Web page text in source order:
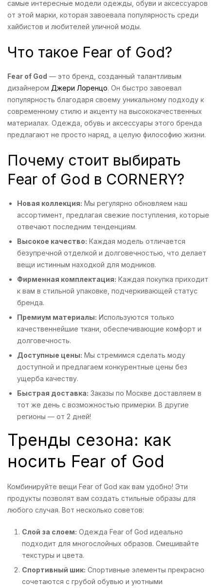
самые интересные модели одежды, обуви и аксессуаров
от этой марки, которая завоевала популярность среди
хайбистов и любителей уличной моды.
Что такое Fear of God?
Fear of God — это бренд, созданный талантливым
дизайнером Джери Лоренцо. Он быстро завоевал
популярность благодаря своему уникальному подходу к
современному стилю и акценту на высококачественных
материалах. Одежда, обувь и аксессуары этого бренда
предлагают не просто наряд, а целую философию жизни.
Почему стоит выбирать
Fear of God в CORNERY?
Новая коллекция: Мы регулярно обновляем наш
ассортимент, предлагая свежие поступления, которые
отвечают последним тенденциям.
Высокое качество: Каждая модель отличается
безупречной отделкой и долговечностью, что делает
вещи истинным находкой для модников.
Фирменная комплектация: Каждая покупка приходит
к вам в стильной упаковке, подчеркивающей статус
бренда.
Премиум материалы: Используются только
качественнейшие ткани, обеспечивающие комфорт и
долговечность.
Доступные цены: Мы стремимся сделать моду
доступной и предлагаем конкурентные цены без
ущерба качеству.
Быстрая доставка: Заказы по Москве доставляем в
тот же день с возможностью примерки. В другие
регионы — от 2 дней!
Тренды сезона: как
носить Fear of God
Комбинируйте вещи Fear of God как вам удобно! Эти
продукты позволят вам создать стильные образы для
любого случая. Вот несколько советов:
Слой за слоем: Одежда Fear of God идеально
подходит для многослойных образов. Смешивайте
текстуры и цвета.
Спортивный шик: Спортивные элементы прекрасно
сочетаются с грубой обувью и уютными